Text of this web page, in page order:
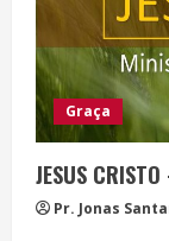
Graça
JESUS
Pr. Jonas